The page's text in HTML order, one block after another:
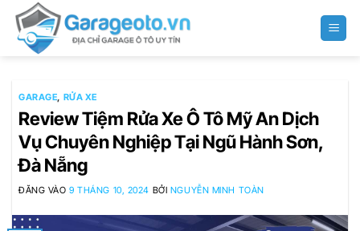
qua
GARAGE, RỬA XE
Review Tiệm Rửa Xe Ô Tô Mỹ An Dịch
Vụ Chuyên Nghiệp Tại Ngũ Hành Sơn,
Đà Nẵng
ĐĂNG VÀO9 THÁNG 10, 2024 BỞI NGUYỄN MINH TOÀN